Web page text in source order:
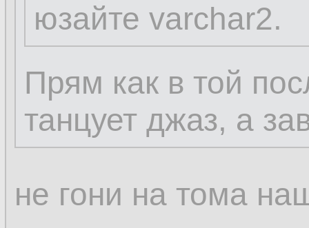
юзайте varchar2.
Прям как в той
танцует джаз, а
не гони на тома